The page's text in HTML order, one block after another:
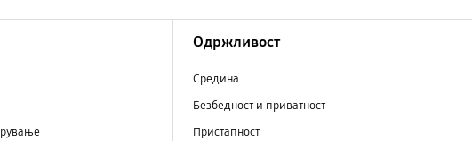
Одржливост
Средина
Безбедност и приватност
Пристапност